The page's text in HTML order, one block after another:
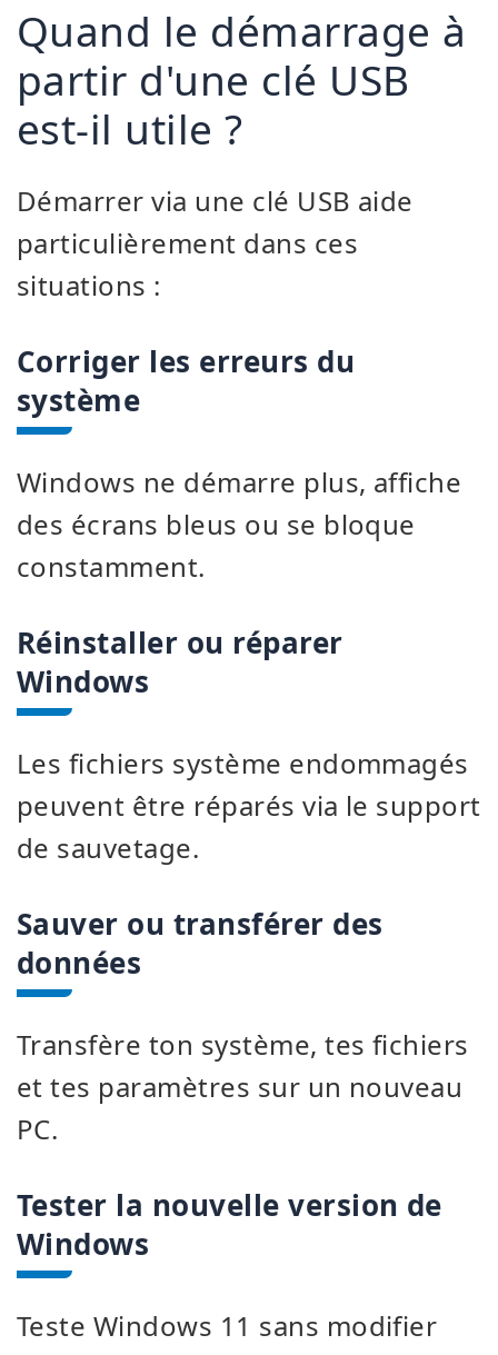
Quand le démarrage à
partir d'une clé USB
est-il utile ?
Démarrer via une clé USB aide
particulièrement dans ces
situations :
Corriger les erreurs du
système
Windows ne démarre plus, affiche
des écrans bleus ou se bloque
constamment.
Réinstaller ou réparer
Windows
Les fichiers système endommagés
peuvent être réparés via le support
de sauvetage.
Sauver ou transférer des
données
Transfère ton système, tes fichiers
et tes paramètres sur un nouveau
PC.
Tester la nouvelle version de
Windows
Teste Windows 11 sans modifier